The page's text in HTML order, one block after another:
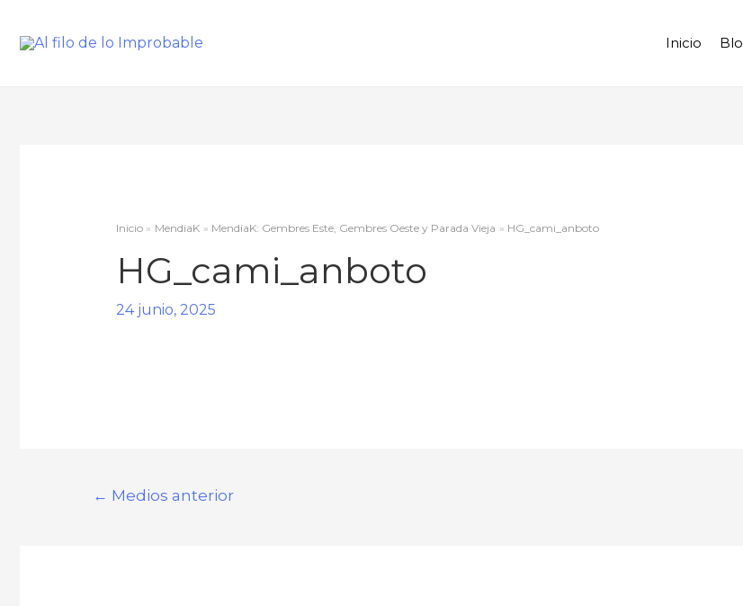
Inicio
Inicio MendiaK MendiaK: Gembres Este, Gembres Oeste y Parada Vieja HG_cami_anboto
HG_cami_anboto
24 junio, 2025
← Medios anterior